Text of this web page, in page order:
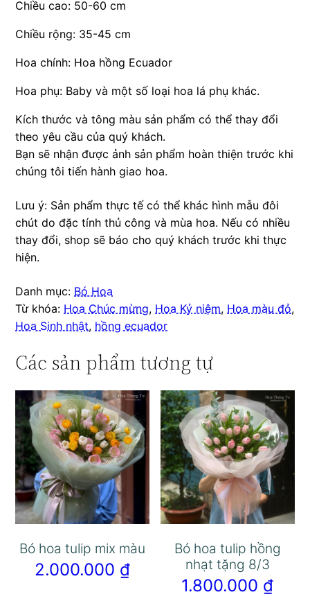
Chiều cao: 50-60 cm
Chiều rộng: 35-45 cm
Hoa chính: Hoa hồng Ecuador
Hoa phụ: Baby và một số loại hoa lá phụ khác.
Kích thước và tông màu sản phẩm có thể thay đổi
theo yêu cầu của quý khách.
Bạn sẽ nhận được ảnh sản phẩm hoàn thiện trước khi
chúng tôi tiến hành giao hoa.
Lưu ý: Sản phẩm thực tế có thể khác hình mẫu đôi
chút do đặc tính thủ công và mùa hoa. Nếu có nhiều
thay đổi, shop sẽ báo cho quý khách trước khi thực
hiện.
Danh mục: Bó Hoa
Từ khóa: Hoa Chúc mừng, Hoa Kỷ niệm, Hoa màu đỏ,
Hoa Sinh nhật, hồng ecuador
Các sản phẩm tương tự
Bó hoa tulip mix màu
2.000.000 ₫
Bó hoa tulip hồng
nhạt tặng 8/3
1.800.000 ₫